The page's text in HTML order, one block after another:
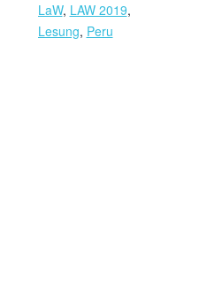
LaW, LAW 2019,
Lesung, Peru